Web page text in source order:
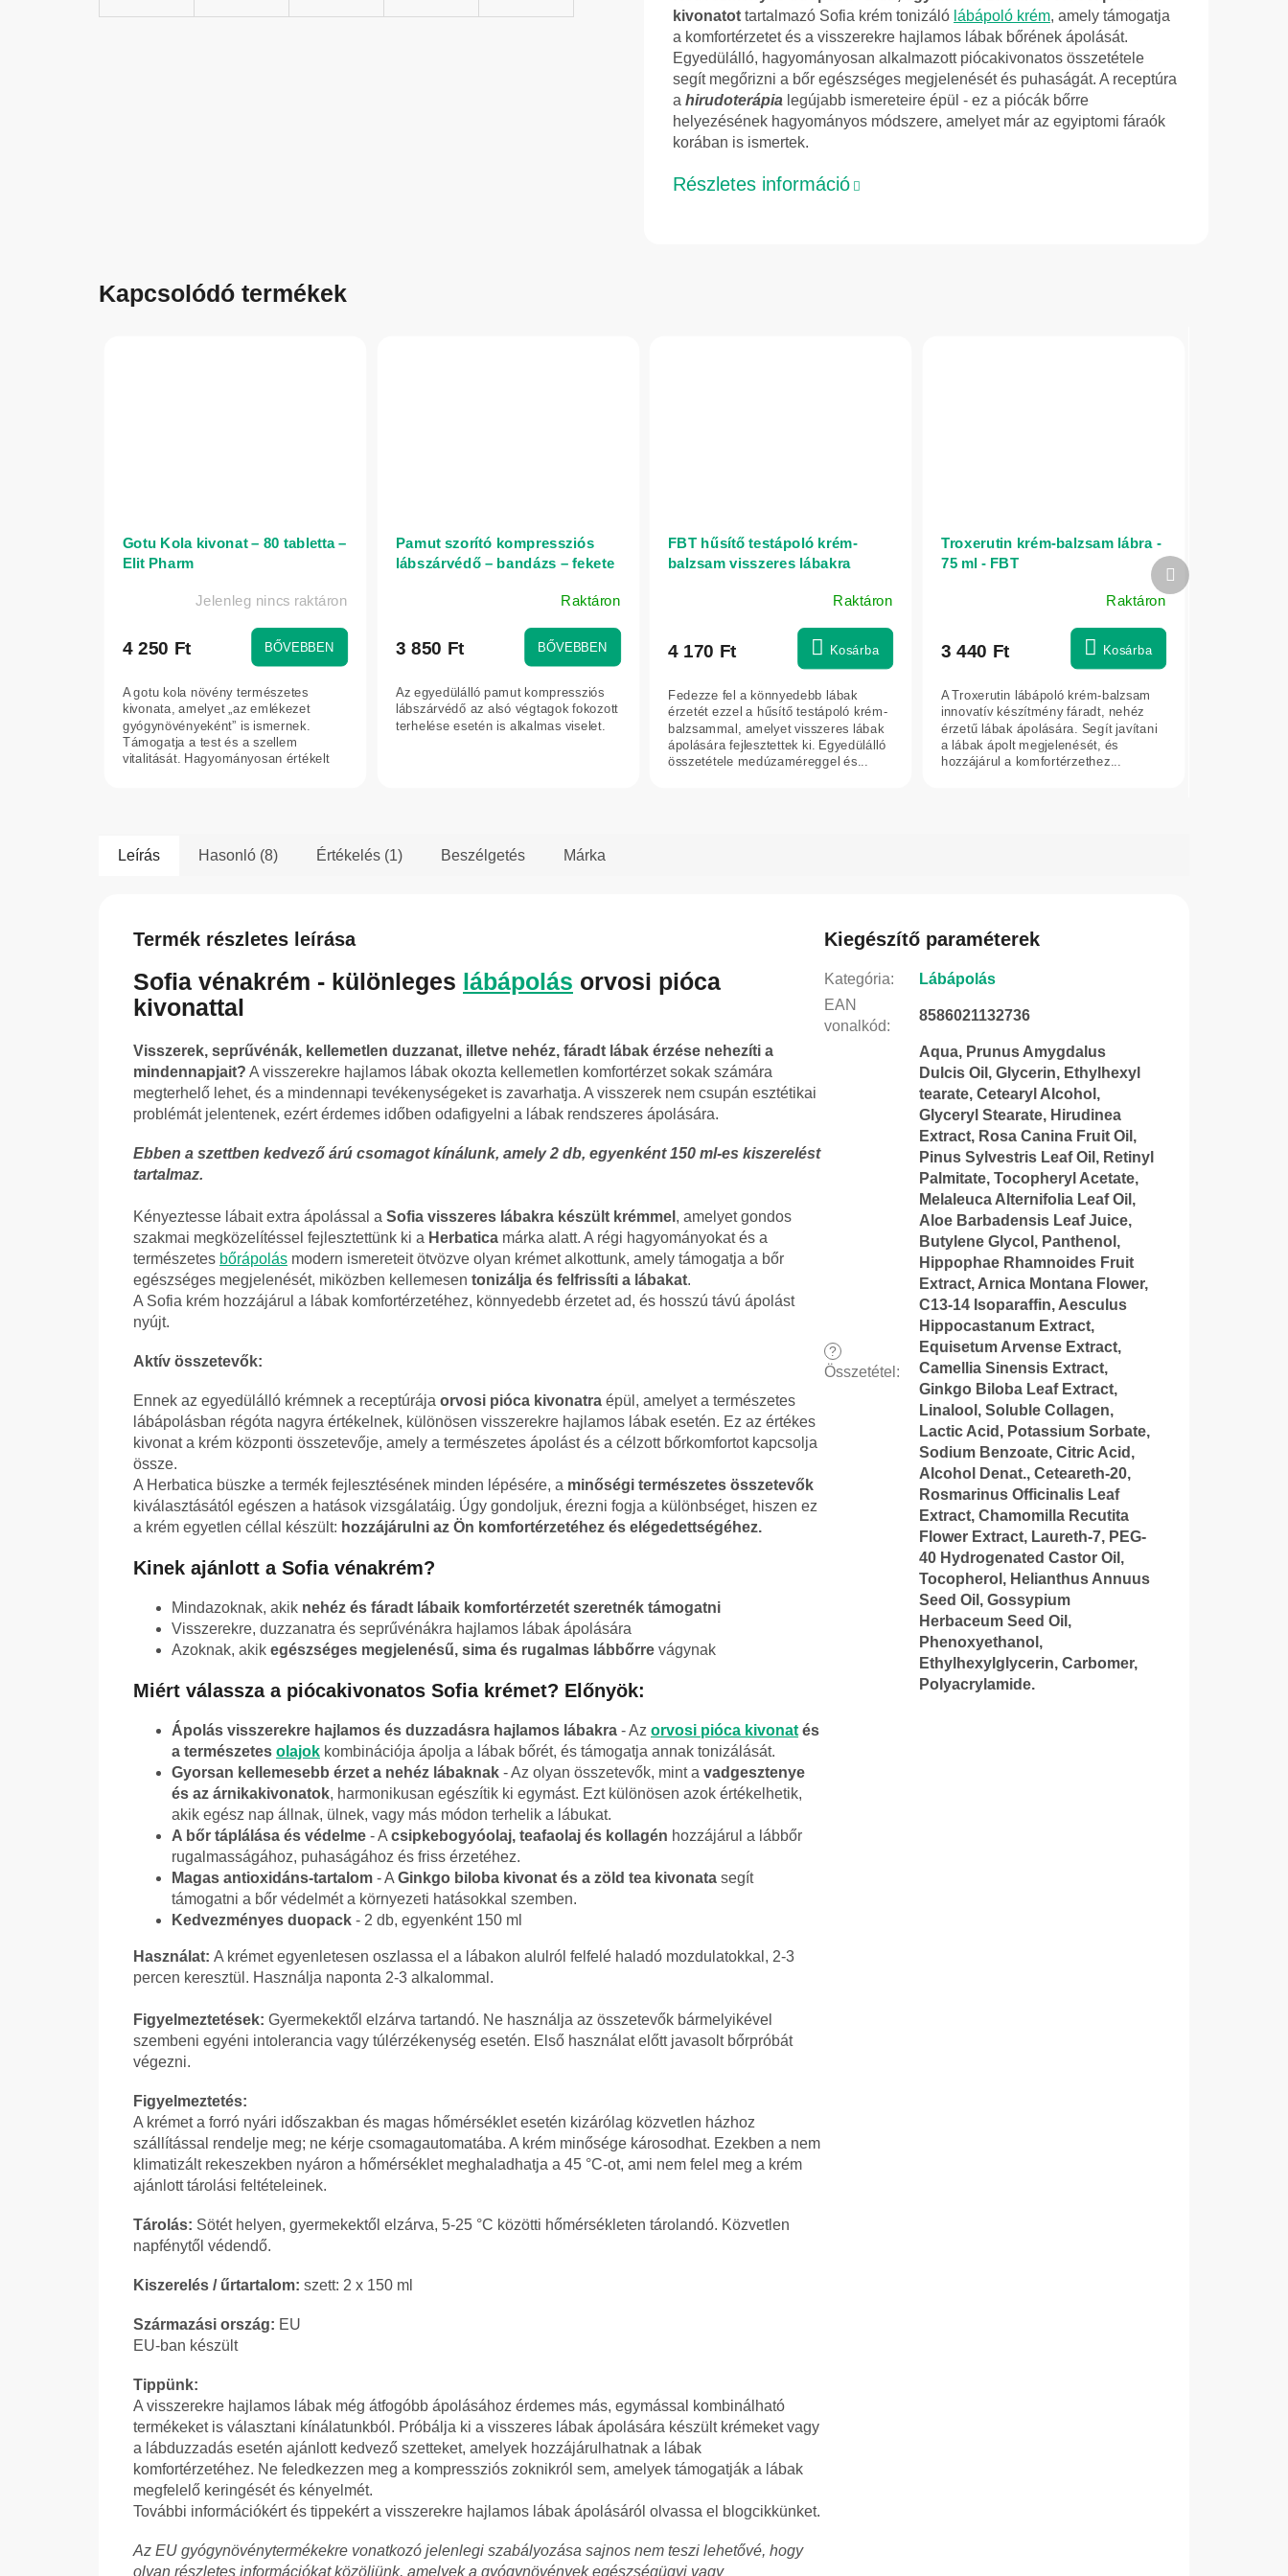
kivonatot tartalmazó Sofia krém tonizáló lábápoló krém, amely támogatja
a komfortérzetet és a visszerekre hajlamos lábak bőrének ápolását.
Egyedülálló, hagyományosan alkalmazott piócakivonatos összetétele
segít megőrizni a bőr egészséges megjelenését és puhaságát. A receptúra
a hirudoterápia legújabb ismereteire épül - ez a piócák bőrre
helyezésének hagyományos módszere, amelyet már az egyiptomi fáraók
korában is ismertek.
Részletes információ
Kapcsolódó termékek
Gotu Kola kivonat – 80 tabletta –
Elit Pharm
Jelenleg nincs raktáron
4 250 Ft BŐVEBBEN
A gotu kola növény természetes
kivonata, amelyet „az emlékezet
gyógynövényeként” is ismernek.
Támogatja a test és a szellem
vitalitását. Hagyományosan értékelt
Pamut szorító kompressziós
lábszárvédő – bandázs – fekete
átlagos
5-
ből
5,0
Raktáron
3 850 Ft BŐVEBBEN
Az egyedülálló pamut kompressziós
lábszárvédő az alsó végtagok fokozott
terhelése esetén is alkalmas viselet.
FBT hűsítő testápoló krém-
balzsam visszeres lábakra
Raktáron
4 170 Ft Kosárba
Fedezze fel a könnyedebb lábak
érzetét ezzel a hűsítő testápoló krém-
balzsammal, amelyet visszeres lábak
ápolására fejlesztettek ki. Egyedülálló
összetétele medúzaméreggel és...
Troxerutin krém-balzsam lábra -
75 ml - FBT
Raktáron
3 440 Ft Kosárba
A Troxerutin lábápoló krém-balzsam
innovatív készítmény fáradt, nehéz
érzetű lábak ápolására. Segít javítani
a lábak ápolt megjelenését, és
hozzájárul a komfortérzethez...
Következő
termék
Leírás Hasonló (8) Értékelés (1) Beszélgetés Márka
Termék részletes leírása
Sofia vénakrém - különleges lábápolás orvosi pióca
kivonattal
Visszerek, seprűvénák, kellemetlen duzzanat, illetve nehéz, fáradt lábak érzése nehezíti a
mindennapjait? A visszerekre hajlamos lábak okozta kellemetlen komfortérzet sokak számára
megterhelő lehet, és a mindennapi tevékenységeket is zavarhatja. A visszerek nem csupán esztétikai
problémát jelentenek, ezért érdemes időben odafigyelni a lábak rendszeres ápolására.
Ebben a szettben kedvező árú csomagot kínálunk, amely 2 db, egyenként 150 ml-es kiszerelést
tartalmaz.
Kényeztesse lábait extra ápolással a Sofia visszeres lábakra készült krémmel , amelyet gondos
szakmai megközelítéssel fejlesztettünk ki a Herbatica márka alatt. A régi hagyományokat és a
természetes bőrápolás modern ismereteit ötvözve olyan krémet alkottunk, amely támogatja a bőr
egészséges megjelenését, miközben kellemesen tonizálja és felfrissíti a lábakat.
A Sofia krém hozzájárul a lábak komfortérzetéhez, könnyedebb érzetet ad, és hosszú távú ápolást
nyújt.
Aktív összetevők:
Ennek az egyedülálló krémnek a receptúrája orvosi pióca kivonatra épül, amelyet a természetes
lábápolásban régóta nagyra értékelnek, különösen visszerekre hajlamos lábak esetén. Ez az értékes
kivonat a krém központi összetevője, amely a természetes ápolást és a célzott bőrkomfortot kapcsolja
össze.
A Herbatica büszke a termék fejlesztésének minden lépésére, a minőségi természetes összetevők
kiválasztásától egészen a hatások vizsgálatáig. Úgy gondoljuk, érezni fogja a különbséget, hiszen ez
a krém egyetlen céllal készült: hozzájárulni az Ön komfortérzetéhez és elégedettségéhez.
Kinek ajánlott a Sofia vénakrém?
Mindazoknak, akik nehéz és fáradt lábaik komfortérzetét szeretnék támogatni
Visszerekre, duzzanatra és seprűvénákra hajlamos lábak ápolására
Azoknak, akik egészséges megjelenésű, sima és rugalmas lábbőrre vágynak
Miért válassza a piócakivonatos Sofia krémet? Előnyök:
Ápolás visszerekre hajlamos és duzzadásra hajlamos lábakra - Az orvosi pióca kivonat és
a természetes olajok kombinációja ápolja a lábak bőrét, és támogatja annak tonizálását.
Gyorsan kellemesebb érzet a nehéz lábaknak - Az olyan összetevők, mint a vadgesztenye
és az árnikakivonatok, harmonikusan egészítik ki egymást. Ezt különösen azok értékelhetik,
akik egész nap állnak, ülnek, vagy más módon terhelik a lábukat.
A bőr táplálása és védelme - A csipkebogyóolaj, teafaolaj és kollagén hozzájárul a lábbőr
rugalmasságához, puhaságához és friss érzetéhez.
Magas antioxidáns-tartalom - A Ginkgo biloba kivonat és a zöld tea kivonata segít
támogatni a bőr védelmét a környezeti hatásokkal szemben.
Kedvezményes duopack - 2 db, egyenként 150 ml
Használat: A krémet egyenletesen oszlassa el a lábakon alulról felfelé haladó mozdulatokkal, 2-3
percen keresztül. Használja naponta 2-3 alkalommal.
Figyelmeztetések: Gyermekektől elzárva tartandó. Ne használja az összetevők bármelyikével
szembeni egyéni intolerancia vagy túlérzékenység esetén. Első használat előtt javasolt bőrpróbát
végezni.
Figyelmeztetés:
A krémet a forró nyári időszakban és magas hőmérséklet esetén kizárólag közvetlen házhoz
szállítással rendelje meg; ne kérje csomagautomatába. A krém minősége károsodhat. Ezekben a nem
klimatizált rekeszekben nyáron a hőmérséklet meghaladhatja a 45 °C-ot, ami nem felel meg a krém
ajánlott tárolási feltételeinek.
Tárolás: Sötét helyen, gyermekektől elzárva, 5-25 °C közötti hőmérsékleten tárolandó. Közvetlen
napfénytől védendő.
Kiszerelés / űrtartalom: szett: 2 x 150 ml
Származási ország: EU
EU-ban készült
Tippünk:
A visszerekre hajlamos lábak még átfogóbb ápolásához érdemes más, egymással kombinálható
termékeket is választani kínálatunkból. Próbálja ki a visszeres lábak ápolására készült krémeket vagy
a lábduzzadás esetén ajánlott kedvező szetteket, amelyek hozzájárulhatnak a lábak
komfortérzetéhez. Ne feledkezzen meg a kompressziós zoknikról sem, amelyek támogatják a lábak
megfelelő keringését és kényelmét.
További információkért és tippekért a visszerekre hajlamos lábak ápolásáról olvassa el blogcikkünket.
Az EU gyógynövénytermékekre vonatkozó jelenlegi szabályozása sajnos nem teszi lehetővé, hogy
olyan részletes információkat közöljünk, amelyek a gyógynövények egészségügyi vagy
Kiegészítő paraméterek
Kategória:
Lábápolás
EAN
vonalkód:
8586021132736
?
Összetétel :
Aqua, Prunus Amygdalus
Dulcis Oil, Glycerin, Ethylhexyl
tearate, Cetearyl Alcohol,
Glyceryl Stearate, Hirudinea
Extract, Rosa Canina Fruit Oil,
Pinus Sylvestris Leaf Oil, Retinyl
Palmitate, Tocopheryl Acetate,
Melaleuca Alternifolia Leaf Oil,
Aloe Barbadensis Leaf Juice,
Butylene Glycol, Panthenol,
Hippophae Rhamnoides Fruit
Extract, Arnica Montana Flower,
C13-14 Isoparaffin, Aesculus
Hippocastanum Extract,
Equisetum Arvense Extract,
Camellia Sinensis Extract,
Ginkgo Biloba Leaf Extract,
Linalool, Soluble Collagen,
Lactic Acid, Potassium Sorbate,
Sodium Benzoate, Citric Acid,
Alcohol Denat., Ceteareth-20,
Rosmarinus Officinalis Leaf
Extract, Chamomilla Recutita
Flower Extract, Laureth-7, PEG-
40 Hydrogenated Castor Oil,
Tocopherol, Helianthus Annuus
Seed Oil, Gossypium
Herbaceum Seed Oil,
Phenoxyethanol,
Ethylhexylglycerin, Carbomer,
Polyacrylamide.